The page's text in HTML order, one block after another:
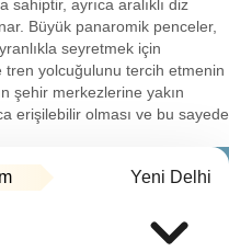
sahiptir, ayrıca aralıklı diz
Büyük panaromik penceler,
seyretmek için
tren yolcuğulunu tercih etmenin
şehir merkezlerine yakın
erişilebilir olması ve bu sayede
Yeni Delhi